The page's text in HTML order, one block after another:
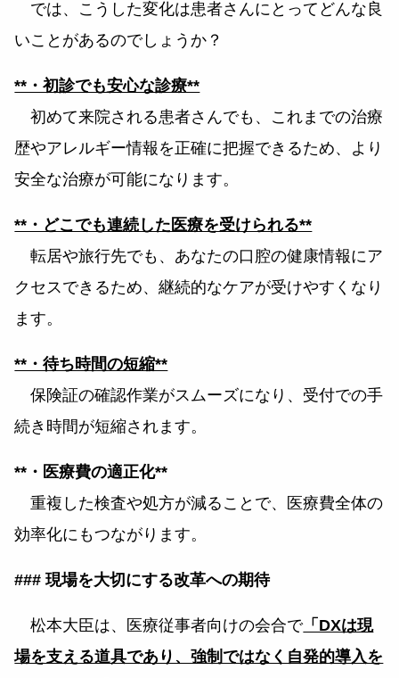
では、こうした変化は患者さんにとってどんな良
いことがあるのでしょうか？
**・初診でも安心な診療**
初めて来院される患者さんでも、これまでの治療
歴やアレルギー情報を正確に把握できるため、より
安全な治療が可能になります。
**・どこでも連続した医療を受けられる**
転居や旅行先でも、あなたの口腔の健康情報にア
クセスできるため、継続的なケアが受けやすくなり
ます。
**・待ち時間の短縮**
保険証の確認作業がスムーズになり、受付での手
続き時間が短縮されます。
**・医療費の適正化**
重複した検査や処方が減ることで、医療費全体の
効率化にもつながります。
### 現場を大切にする改革への期待
松本大臣は、医療従事者向けの会合で「DXは現
場を支える道具であり、強制ではなく自発的導入を